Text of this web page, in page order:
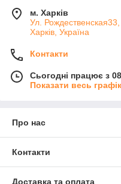
м. Харків
Ул.
Харків, Україна
Контакти
Сьогодні працює з
Показати весь
Про нас
Контакти
Доставка та оплата